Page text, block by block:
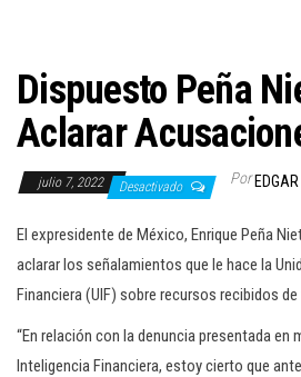
Dispuesto Peña
Aclarar
julio 7, 2022 Desactivado Por
El expresidente de México, Enrique Peña
aclarar los señalamientos que le hace la
Financiera (UIF) sobre recursos recibidos
“En relación con la denuncia presentada en
Inteligencia Financiera, estoy cierto que